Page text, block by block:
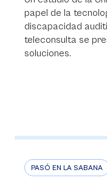
papel de la
discapacidad
teleconsulta se
soluciones.
PASÓ EN LA SABANA